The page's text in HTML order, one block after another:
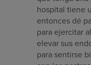
hospital tiene
entonces dé
para ejercitar
elevar sus
para sentirse